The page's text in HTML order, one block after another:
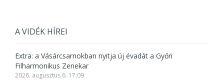
A VIDÉK HÍREI
Extra: a Vásárcsarnokban nyitja új évadát a Győri
Filharmonikus Zenekar
2026. augusztus 6. 17:09